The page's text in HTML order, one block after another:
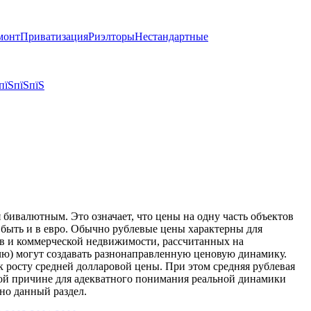
ПриватизацияРиэлторыНестандартные
Это означает, что цены на одну часть объектов
быть и в евро. Обычно рублевые цены характерны для
и коммерческой недвижимости, рассчитанных на
могут создавать разнонаправленную ценовую динамику.
средней долларовой цены. При этом средняя рублевая
причине для адекватного понимания реальной динамики
данный раздел.